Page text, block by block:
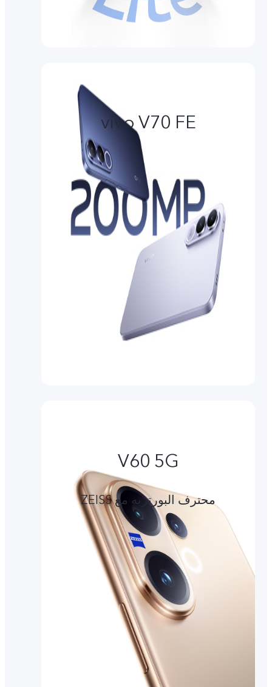
vivo V70 FE
V60 5G
محترف البورتريه مع ZEISS